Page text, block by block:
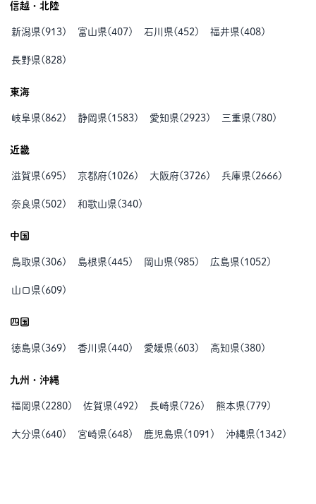
信越・北陸
新潟県(913) 富山県(407 ) 石川県(452 ) 福井県(408)
長野県(828)
東海
岐阜県(862 ) 静岡県( 1583) 愛知県( 2923) 三重県( 780)
近畿
滋賀県( 695) 京都府( 1026) 大阪府(3726) 兵庫県( 2666)
奈良県( 502 ) 和歌山県(340)
中国
鳥取県(306) 島根県(445) 岡山県(985) 広島県( 1052 )
山口県( 609)
四国
徳島県(369) 香川県(440) 愛媛県( 603) 高知県(380)
九州・沖縄
福岡県( 2280) 佐賀県(492 ) 長崎県( 726) 熊本県( 779)
大分県( 640) 宮崎県( 648) 鹿児島県( 1091 ) 沖縄県( 1342 )